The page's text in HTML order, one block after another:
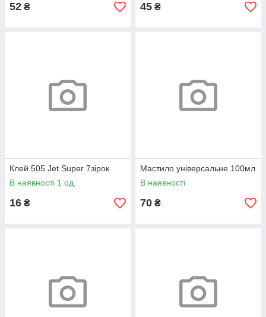
52 ₴ 45 ₴
Клей 505 Jet Super 7зірок
В наявності 1 од.
16 ₴
Мастило універсальне 100мл
В наявності
70 ₴